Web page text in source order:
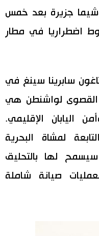
جزيرة بعد خمس
اضطراريا في مطار
سابرينا سينغ في
القصوى لواشنطن هي
اليابان الإقليمي.
لمشاة البحرية
سيسمح لها بالتحليق
صيانة شاملة